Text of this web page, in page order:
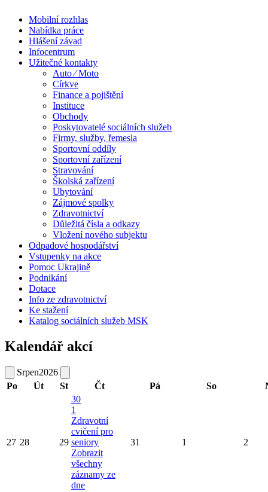
Mobilní rozhlas
Nabídka práce
Hlášení závad
Infocentrum
Užitečné kontakty
Auto ⁄ Moto
Církve
Finance a pojištění
Instituce
Obchody
Poskytovatelé sociálních služeb
Firmy, služby, řemesla
Sportovní oddíly
Sportovní zařízení
Stravování
Školská zařízení
Ubytování
Zájmové spolky
Zdravotnictví
Důležitá čísla a odkazy
Vložení nového subjektu
Odpadové hospodářství
Vstupenky na akce
Pomoc Ukrajině
Podnikání
Dotace
Info ze zdravotnictví
Ke stažení
Katalog sociálních služeb MSK
Kalendář akcí
Srpen2026
Po
Út St Čt Pá So
27 28 29
30
1
Zdravotní
cvičení pro
seniory
Zobrazit
všechny
záznamy ze
dne
31 1 2